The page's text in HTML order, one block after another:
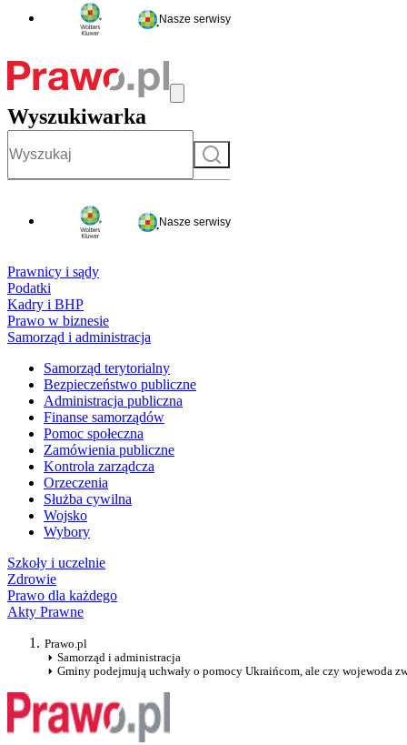
Nasze serwisy
Wyszukiwarka
Szukaj
Nasze serwisy
Prawnicy i sądy
Podatki
Kadry i BHP
Prawo w biznesie
Samorząd i administracja
Samorząd terytorialny
Bezpieczeństwo publiczne
Administracja publiczna
Finanse samorządów
Pomoc społeczna
Zamówienia publiczne
Kontrola zarządcza
Orzeczenia
Służba cywilna
Wojsko
Wybory
Szkoły i uczelnie
Zdrowie
Prawo dla każdego
Akty Prawne
Prawo.pl
Samorząd i administracja
Gminy podejmują uchwały o pomocy Ukraińcom, ale czy wojewoda